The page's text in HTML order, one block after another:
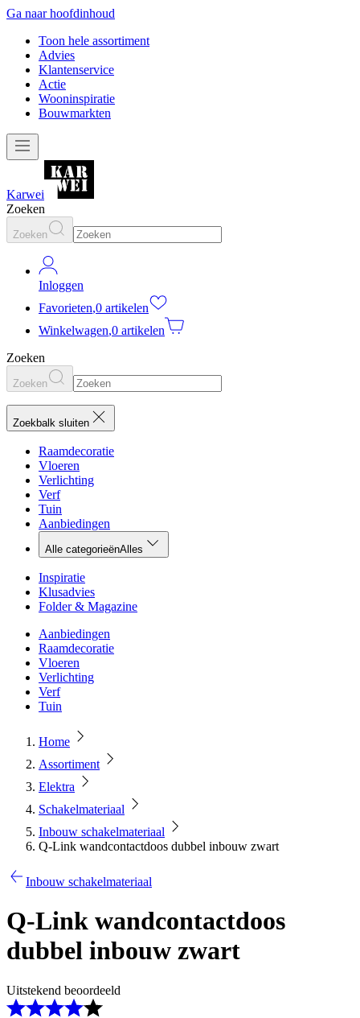
Ga naar hoofdinhoud
Toon hele assortiment
Advies
Klantenservice
Actie
Wooninspiratie
Bouwmarkten
Karwei
Zoeken
Zoeken
Inloggen
Favorieten,0 artikelen
Winkelwagen,0 artikelen
Zoeken
Zoeken
Zoekbalk sluiten
Raamdecoratie
Vloeren
Verlichting
Verf
Tuin
Aanbiedingen
Alle categorieënAlles
Inspiratie
Klusadvies
Folder & Magazine
Aanbiedingen
Raamdecoratie
Vloeren
Verlichting
Verf
Tuin
Home
Assortiment
Elektra
Schakelmateriaal
Inbouw schakelmateriaal
Q-Link wandcontactdoos dubbel inbouw zwart
Inbouw schakelmateriaal
Q-Link wandcontactdoos
dubbel inbouw zwart
Uitstekend beoordeeld